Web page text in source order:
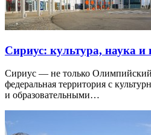
Сириус: культура, наука
Сириус — не только
федеральная территория с
и образовательными…